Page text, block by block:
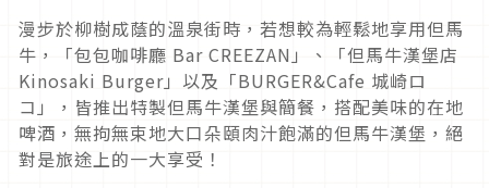
漫步於柳樹成蔭的溫泉街時，若想較為輕鬆地享用但馬
牛，「包包咖啡廳 Bar CREEZAN」、「但馬牛漢堡店
Kinosaki Burger」以及「BURGER&Cafe 城崎ロ
コ」，皆推出特製但馬牛漢堡與簡餐，搭配美味的在地
啤酒，無拘無束地大口朵頤肉汁飽滿的但馬牛漢堡，絕
對是旅途上的一大享受！